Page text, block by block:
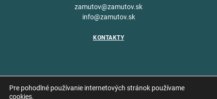
zamutov@zamutov.sk
info@zamutov.sk
KONTAKTY
Pre pohodlné používanie internetových stránok používame
cookies.